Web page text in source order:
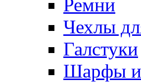
Ремни
Чехлы
Галстуки
Шарфы и